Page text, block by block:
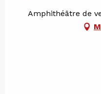
Amphithéâtre de